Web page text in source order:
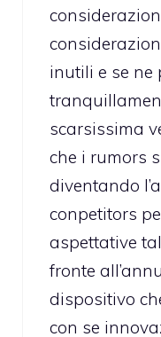
inutili e se ne
scarsissima
che i rumors
diventando
conpetitors
aspettative
fronte
dispositivo
con se